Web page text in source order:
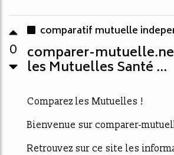
0
comparatif mutuelle
comparer-
les Mutuelles Santé ...
Comparez les Mutuelles !
Bienvenue sur comparer-
Retrouvez sur ce site les